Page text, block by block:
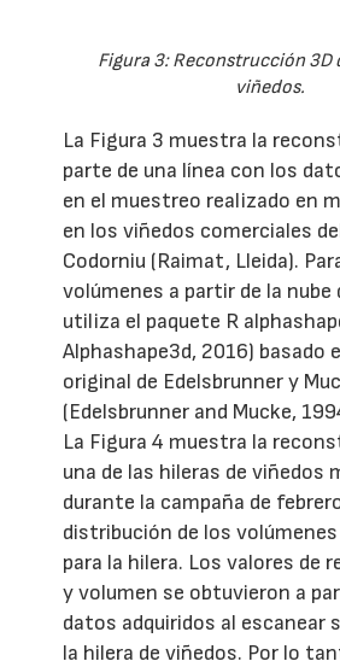
Figura 3: Reconstrucción 3D
viñedos.
La Figura 3 muestra la
parte de una línea con los
en el muestreo realizado en
en los viñedos comerciales
Codorniu (Raimat, Lleida).
volúmenes a partir de la nube
utiliza el paquete R
Alphashape3d, 2016) basado
original de Edelsbrunner y
(Edelsbrunner and Mucke,
La Figura 4 muestra la
una de las hileras de viñedos
durante la campaña de
distribución de los
para la hilera. Los valores de
y volumen se obtuvieron a
datos adquiridos al escanear
la hilera de viñedos. Por lo